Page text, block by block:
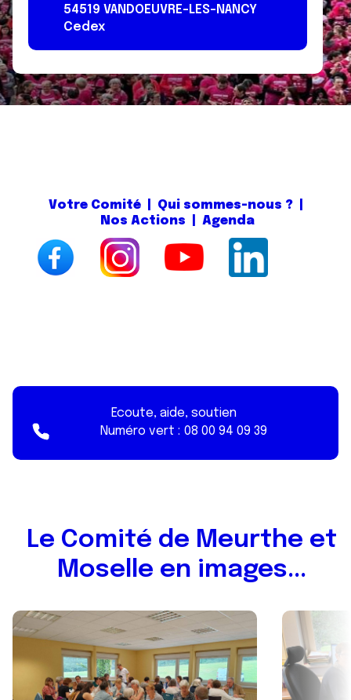
54519 VANDOEUVRE-LES-NANCY
Cedex
Votre Comité| Qui sommes-nous ?
Nos Actions
Agenda
Ecoute, aide, soutien
Numéro vert : 08 00 94 09 39
Le Comité de Meurthe et
Moselle en images...